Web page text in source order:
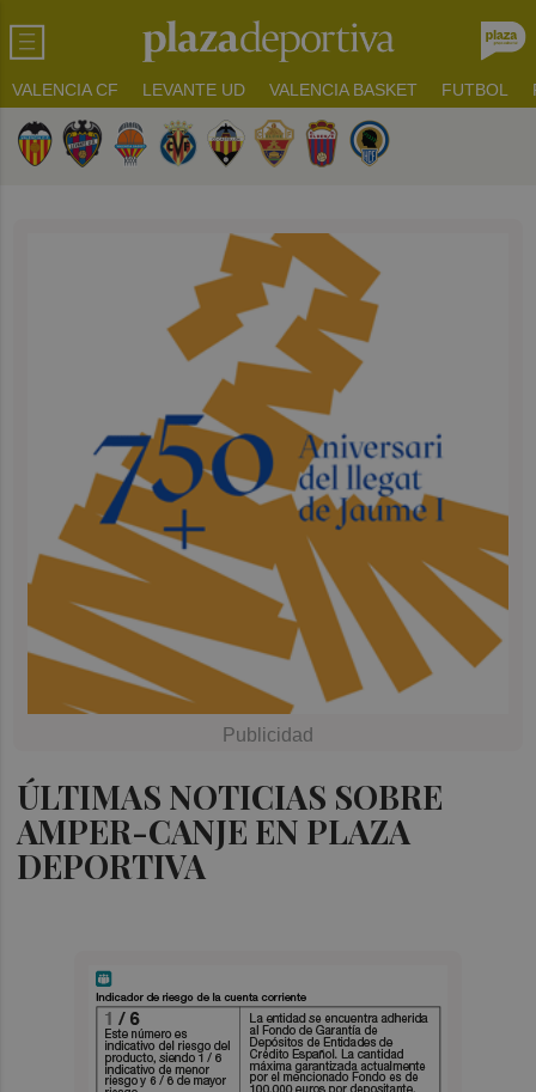
VALENCIA CF LEVANTE UD VALENCIA BASKET FUTBOL
ÚLTIMAS NOTICIAS SOBRE
AMPER-CANJE EN PLAZA
DEPORTIVA